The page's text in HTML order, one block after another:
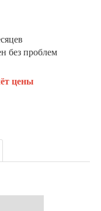
без проблем
цены